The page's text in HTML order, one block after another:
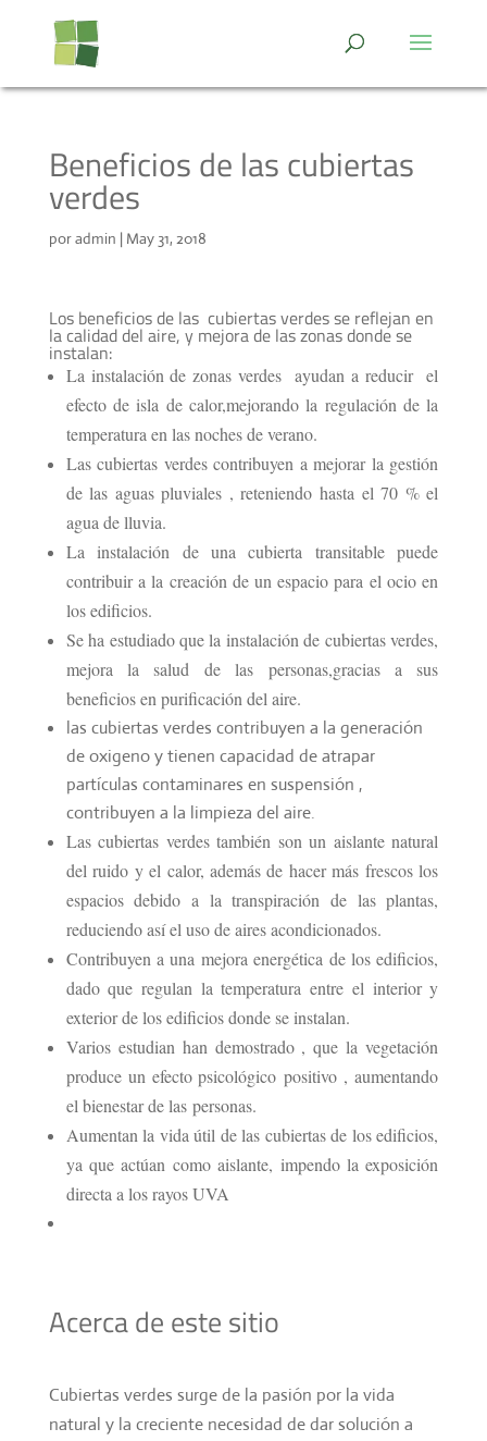
Beneficios de las cubiertas
verdes
poradmin | May 31, 2018
Los beneficios de las cubiertas verdes se reflejan en
la calidad del aire, y mejora de las zonas donde se
instalan:
La instalación de zonas verdes ayudan a reducir el
efecto de isla de calor,mejorando la regulación de la
temperatura en las noches de verano.
Las cubiertas verdes contribuyen a mejorar la gestión
de las aguas pluviales , reteniendo hasta el 70 % el
agua de lluvia.
La instalación de una cubierta transitable puede
contribuir a la creación de un espacio para el ocio en
los edificios.
Se ha estudiado que la instalación de cubiertas verdes,
mejora la salud de las personas,gracias a sus
beneficios en purificación del aire.
las cubiertas verdes contribuyen a la generación
de oxigeno y tienen capacidad de atrapar
partículas contaminares en suspensión ,
contribuyen a la limpieza del aire.
Las cubiertas verdes también son un aislante natural
del ruido y el calor, además de hacer más frescos los
espacios debido a la transpiración de las plantas,
reduciendo así el uso de aires acondicionados.
Contribuyen a una mejora energética de los edificios,
dado que regulan la temperatura entre el interior y
exterior de los edificios donde se instalan.
Varios estudian han demostrado , que la vegetación
produce un efecto psicológico positivo , aumentando
el bienestar de las personas.
Aumentan la vida útil de las cubiertas de los edificios,
ya que actúan como aislante, impendo la exposición
directa a los rayos UVA
Acerca de este sitio
Cubiertas verdes surge de la pasión por la vida
natural y la creciente necesidad de dar solución a